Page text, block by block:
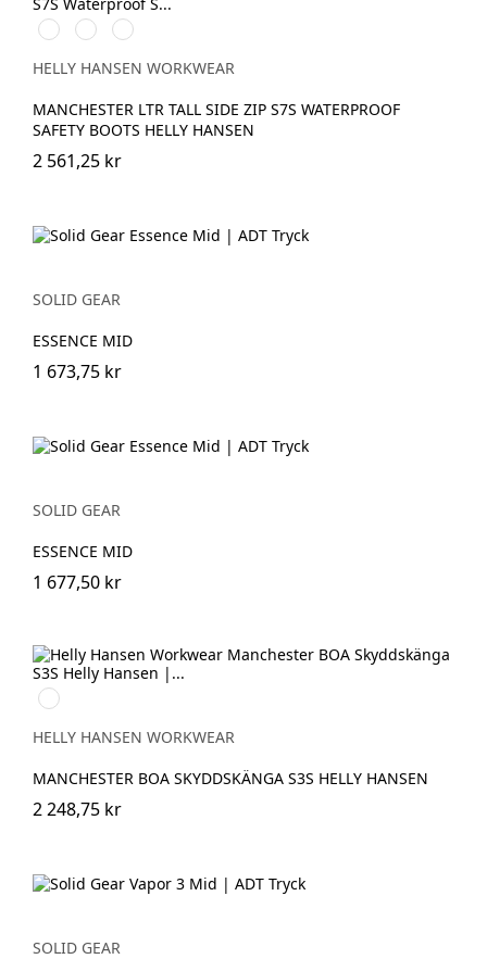
999
BLACK/GREY
724
NEW
WHEAT
780
DARK
BROWN
HELLY HANSEN WORKWEAR
MANCHESTER LTR TALL SIDE ZIP S7S WATERPROOF
SAFETY BOOTS HELLY HANSEN
2 561,25 kr
SOLID GEAR
ESSENCE MID
1 673,75 kr
SOLID GEAR
ESSENCE MID
1 677,50 kr
930
BLACK/GREY
HELLY HANSEN WORKWEAR
MANCHESTER BOA SKYDDSKÄNGA S3S HELLY HANSEN
2 248,75 kr
SOLID GEAR